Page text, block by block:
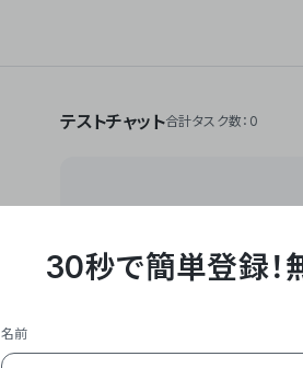
テストチャット合計タスク数：0
**Yoom株式会社は、ビ
API・RPA・OCRなど
作業やデスクワーク
30秒で簡単登録！
名前